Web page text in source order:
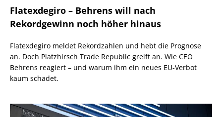
Flatexdegiro – Behrens will nach
Rekordgewinn noch höher hinaus
Flatexdegiro meldet Rekordzahlen und hebt die Prognose
an. Doch Platzhirsch Trade Republic greift an. Wie CEO
Behrens reagiert – und warum ihm ein neues EU-Verbot
kaum schadet.